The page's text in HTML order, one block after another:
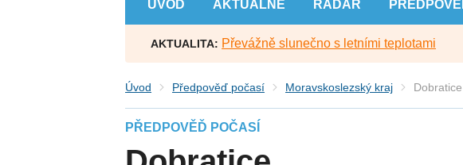
ÚVOD AKTUÁLNĚ RADAR
AKTUALITA: Převážně slunečno s letními teplotami
Úvod Předpověď počasí Moravskoslezský kraj Dobratice
PŘEDPOVĚĎ POČASÍ